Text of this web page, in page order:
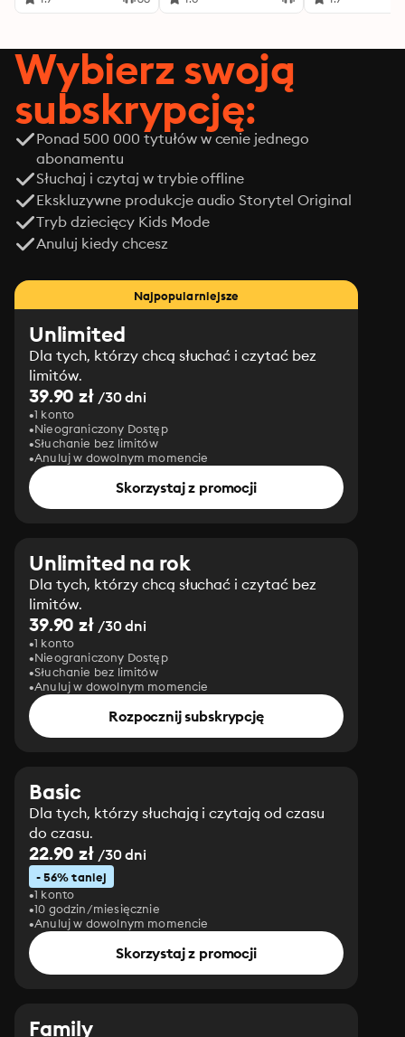
Wybierz swoją
subskrypcję:
Ponad 500 000 tytułów w cenie jednego
abonamentu
Słuchaj i czytaj w trybie offline
Ekskluzywne produkcje audio Storytel Original
Tryb dziecięcy Kids Mode
Anuluj kiedy chcesz
Najpopularniejsze
Unlimited
Dla tych, którzy chcą słuchać i czytać bez
limitów.
39.90 zł/30 dni
1 konto
Nieograniczony Dostęp
Słuchanie bez limitów
Anuluj w dowolnym momencie
Skorzystaj z promocji
Unlimited na rok
Dla tych, którzy chcą słuchać i czytać bez
limitów.
39.90 zł/30 dni
1 konto
Nieograniczony Dostęp
Słuchanie bez limitów
Anuluj w dowolnym momencie
Rozpocznij subskrypcję
Basic
Dla tych, którzy słuchają i czytają od czasu
do czasu.
22.90 zł/30 dni
- 56% taniej
1 konto
10 godzin/miesięcznie
Anuluj w dowolnym momencie
Skorzystaj z promocji
Family